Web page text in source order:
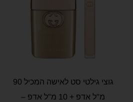
גוצי גילטי סט לאישה המכיל 90
מ"ל אדפ + 10 מ"ל אדפ –